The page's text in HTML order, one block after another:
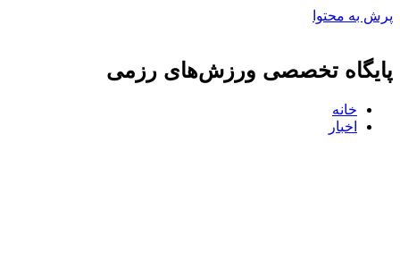
پرش به محتوا
پایگاه تخصصی ورزش‌های رزمی
خانه
اخبار